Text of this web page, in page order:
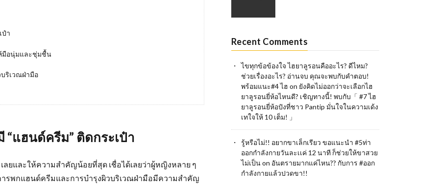
ป๋า
มือนุ่มและชุ่มชื้น
ริเวณฝ่ามือ
“แฮนด์ครีม” ติดกระเป๋า
ยและให้ความสำคัญน้อยที่สุด เชื่อได้เลยว่าผู้หญิงหลาย ๆ
รพกแฮนด์ครีมและการบำรุงผิวบริเวณฝ่ามือมีความสำคัญ
Recent Comments
ไขทุกข้อข้องใจ ไฮยาลูรอนคืออะไร? ดีไหม?
ช่วยเรื่องอะไร? อ่านจบ คุณจะพบกับคำตอบ!
พร้อมแนะ#4 ไฮ on ยังคิดไม่ออกว่าจะเลือกไฮ
ยาลูรอนยี่ห้อไหนดี? เชิญทางนี้! พบกับ「 #7 ไฮ
ยาลูรอนยี่ห้อปังที่ชาว Pantip มั่นใจในความเด้ง
เทใจให้ 10 เต็ม! 」
รู้หรือไม่!! อยากขาเล็กเรียว ขอแนะนำ #5ท่า
ออกกำลังกายวันละเเค่ 12 นาที ก็ช่วยให้ขาสวย
ไม่เป็นon อันตรายมากแค่ไหน?? กับการ #ออก
กำลังกายแล้วปวดขา!!